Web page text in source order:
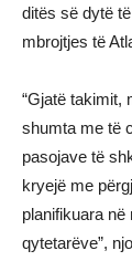
ditës së dytë
mbrojtjes të
“Gjatë takimit,
shumta me të
pasojave të
kryejë me
planifikuara
qytetarëve”,